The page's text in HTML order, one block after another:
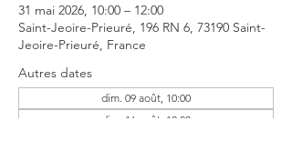
31 mai 2026, 10:00 – 12:00
Saint-Jeoire-Prieuré, 196 RN 6, 73190 Saint-
Jeoire-Prieuré, France
Autres dates
dim. 09 août, 10:00
dim. 16 août, 10:00